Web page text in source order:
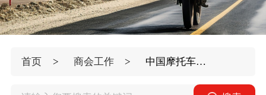
首页 商会工作 中国摩托车产业高质量发展圆桌会议在京举行